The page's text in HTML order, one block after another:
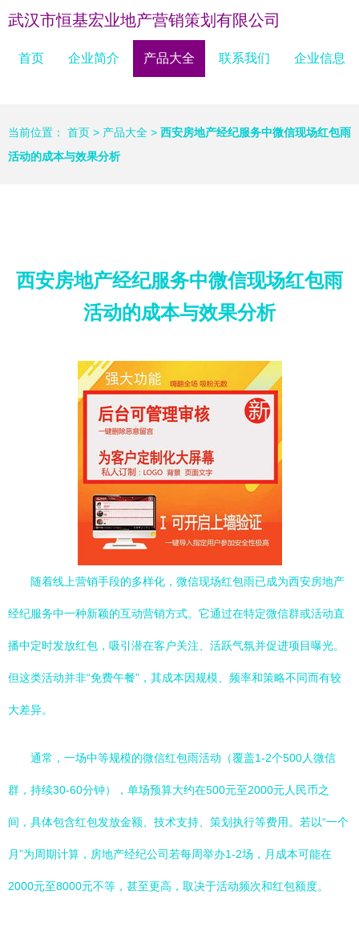
武汉市恒基宏业地产营销策划有限公司
首页 企业简介 产品大全 联系我们 企业信息
当前位置： 首页 > 产品大全 > 西安房地产经纪服务中微信现场红包雨
活动的成本与效果分析
西安房地产经纪服务中微信现场红包雨
活动的成本与效果分析
随着线上营销手段的多样化，微信现场红包雨已成为西安房地产
经纪服务中一种新颖的互动营销方式。它通过在特定微信群或活动直
播中定时发放红包，吸引潜在客户关注、活跃气氛并促进项目曝光。
但这类活动并非“免费午餐”，其成本因规模、频率和策略不同而有较
大差异。
通常，一场中等规模的微信红包雨活动（覆盖1-2个500人微信
群，持续30-60分钟），单场预算大约在500元至2000元人民币之
间，具体包含红包发放金额、技术支持、策划执行等费用。若以“一个
月”为周期计算，房地产经纪公司若每周举办1-2场，月成本可能在
2000元至8000元不等，甚至更高，取决于活动频次和红包额度。